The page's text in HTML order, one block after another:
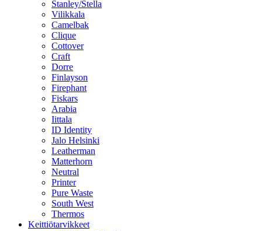
Stanley/Stella
Vilikkala
Camelbak
Clique
Cottover
Craft
Dorre
Finlayson
Firephant
Fiskars
Arabia
Iittala
ID Identity
Jalo Helsinki
Leatherman
Matterhorn
Neutral
Printer
Pure Waste
South West
Thermos
Keittiötarvikkeet